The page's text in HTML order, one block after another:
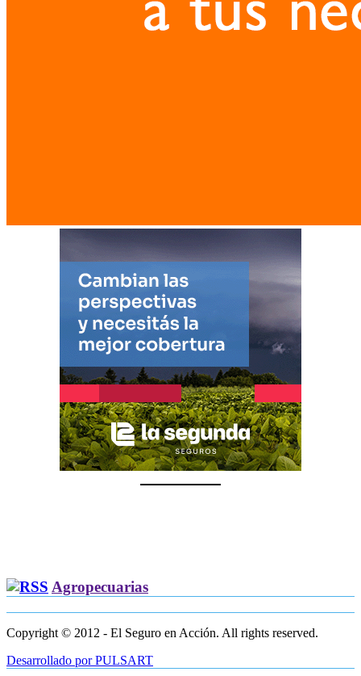
Agropecuarias
Copyright © 2012 - El Seguro en Acción. All rights reserved.
Desarrollado por PULSART